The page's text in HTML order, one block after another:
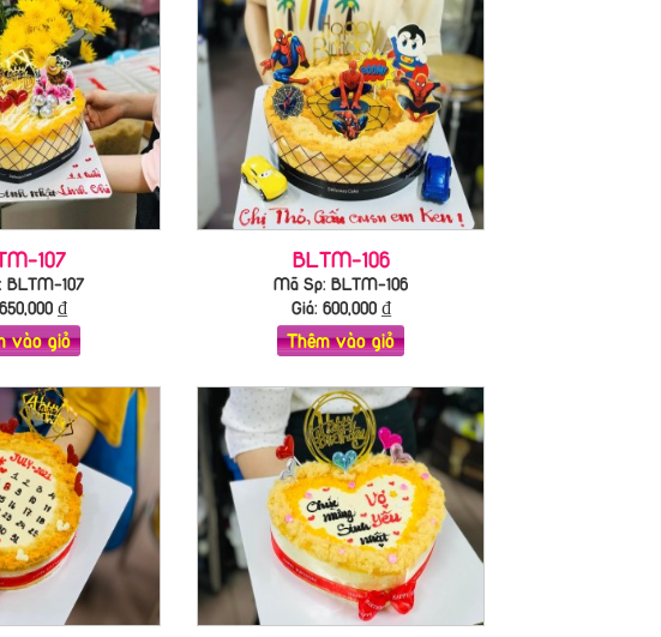
107
BLTM-107
650,000₫
vào giỏ
BLTM-106
Mã Sp: BLTM-106
Giá: 600,000₫
Thêm vào giỏ